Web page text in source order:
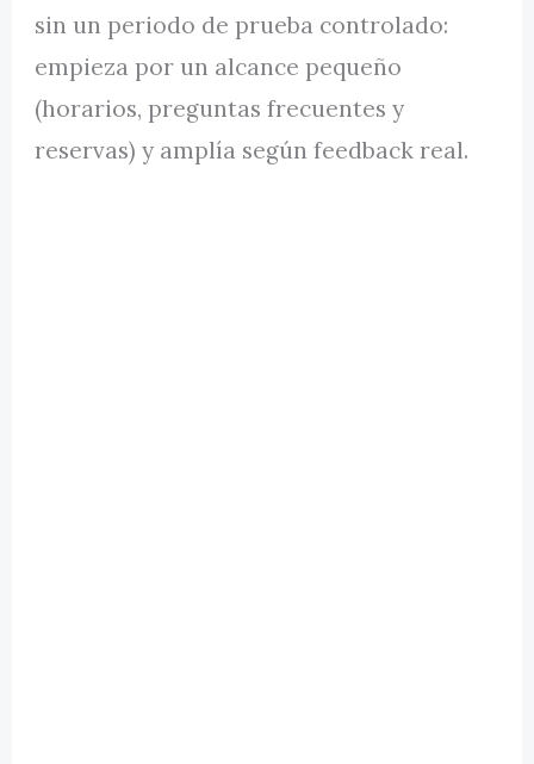
sin un periodo de prueba controlado:
empieza por un alcance pequeño
(horarios, preguntas frecuentes y
reservas) y amplía según feedback real.